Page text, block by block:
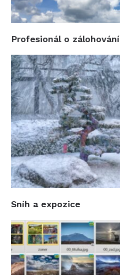
Profesionál o zálohování
Sníh a expozice